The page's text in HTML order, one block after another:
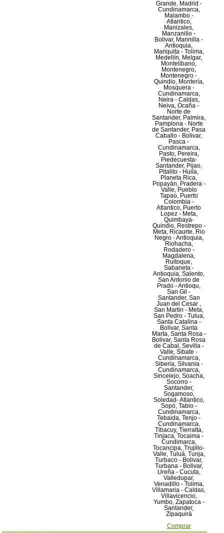
Grande, Madrid -
Cundinamarca,
Malambo -
Atlantico,
Manizales,
Manzanillo -
Bolivar, Marinilla -
Antioquia,
Mariquita - Tolima,
Medellín, Melgar,
Montelibano,
Montenegro,
Montenegro -
Quindio, Montería,
Mosquera -
Cundinamarca,
Neira - Caldas,
Neiva, Ocaña -
Norte de
Santander, Palmira,
Pamplona - Norte
de Santander, Pasa
Caballo - Bolivar,
Pasca -
Cundinamarca,
Pasto, Pereira,
Piedecuesta-
Santander, Pijao,
Pitalito - Huila,
Planeta Rica,
Popayán, Pradera -
Valle, Pueblo
Tapao, Puerto
Colombia -
Atlantico, Puerto
Lopez - Meta,
Quimbaya-
Quindio, Restrepo -
Meta, Ricaurte, Rio
Negro - Antioquia,
Riohacha,
Rodadero -
Magdalena,
Ruitoque,
Sabaneta -
Antioquia, Salento,
San Antonio de
Prado - Antioqu,
San Gil -
Santander, San
Juan del Cesar ,
San Martin - Meta,
San Pedro - Tulua,
Santa Catalina -
Bolivar, Santa
Marta, Santa Rosa -
Bolivar, Santa Rosa
de Cabal, Sevilla -
Valle, Sibate -
Cundinamarca,
Siberia, Silvania -
Cundinamarca,
Sincelejo, Soacha,
Socorro -
Santander,
Sogamoso,
Soledad- Atlantico,
Sopó, Tabio -
Cundinamarca,
Tebaida, Tenjo -
Cundinamarca,
Tibacuy, Tierralta,
Tinjaca, Tocaima -
Cundimarca,
Tocancipa, Trujillo-
Valle, Tuluá, Tunja,
Turbaco - Bolivar,
Turbana - Bolivar,
Ureña - Cucuta,
Valledupar,
Venadillo - Tolima,
Villamaria - Caldas,
Villavicencio,
Yumbo, Zapatoca -
Santander,
Zipaquirá
Comprar